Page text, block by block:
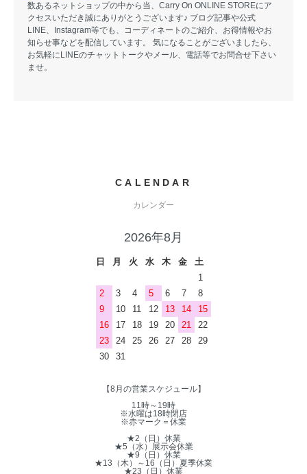
数あるネットショップの中から当、Carry On ONLINE STOREにア
クセスいただき誠にありがとうございます♪ ブログ記事や公式
LINE、Instagram等でも、コーディネートのご紹介、お得情報やお
知らせ事などを配信しています。 気になることがございましたら、
お気軽にLINEのチャットトークやメール、電話等でお問合せ下さい
ませ。
CALENDAR
カレンダー
2026年8月
日 月 火 水 木 金
土
1
2
3 4 5 6 7
8
9
10 11 12 13 14
15
16
17 18 19 20 21
22
23
24 25 26 27 28
29
30
31
【8月の営業スケジュール】
11時～19時
※水曜は18時閉店
※赤マーク＝休業
★2（日）休業
★5（水）展示会休業
★9（日）休業
★13（木）～16（日）夏季休業
★23（日）休業